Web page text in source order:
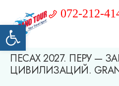
Открыть панель инструментов
072-212-
ПЕСАХ 2027. ПЕРУ —
ЦИВИЛИЗАЦИЙ.